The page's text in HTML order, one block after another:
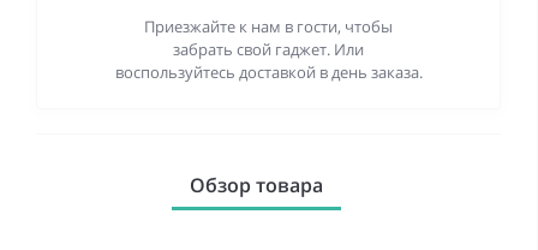
Приезжайте к нам в гости, чтобы
забрать свой гаджет. Или
воспользуйтесь доставкой в день заказа.
Обзор товара